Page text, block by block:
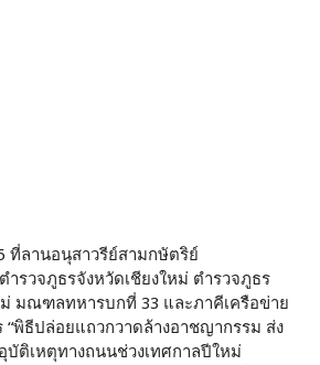
ที่ลานอนุสาวรีย์สามกษัตริย์
ำรวจภูธรจังหวัดเชียงใหม่ ตำรวจภูธร
ม่ มณฑลทหารบกที่ 33 และภาคีเครือข่าย
“พิธีปล่อยแถวกวาดล้างอาชญากรรม ส่ง
บัติเหตุทางถนนช่วงเทศกาลปีใหม่